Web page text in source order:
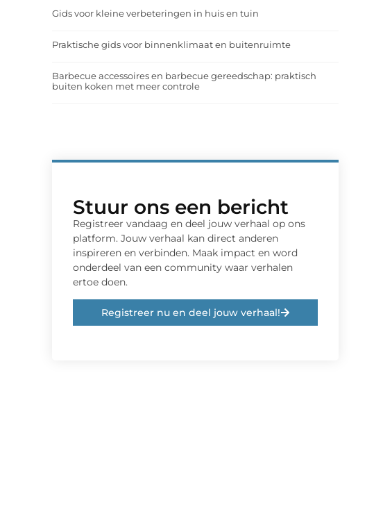
Gids voor kleine verbeteringen in huis en tuin
Praktische gids voor binnenklimaat en buitenruimte
Barbecue accessoires en barbecue gereedschap: praktisch
buiten koken met meer controle
Stuur ons een bericht
Registreer vandaag en deel jouw verhaal op ons
platform. Jouw verhaal kan direct anderen
inspireren en verbinden. Maak impact en word
onderdeel van een community waar verhalen
ertoe doen.
Registreer nu en deel jouw verhaal!